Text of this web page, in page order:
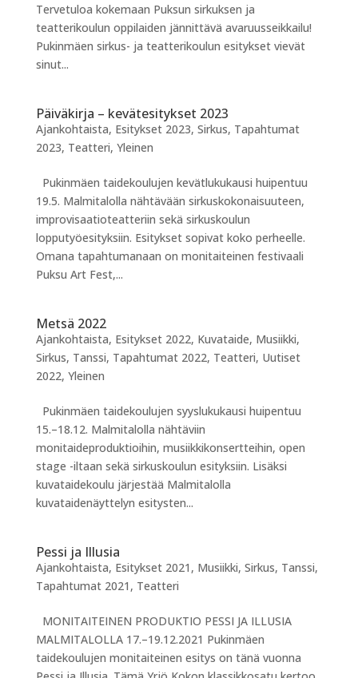
Tervetuloa kokemaan Puksun sirkuksen ja
teatterikoulun oppilaiden jännittävä avaruusseikkailu!
Pukinmäen sirkus- ja teatterikoulun esitykset vievät
sinut...
Päiväkirja – kevätesitykset 2023
Ajankohtaista, Esitykset 2023, Sirkus, Tapahtumat
2023, Teatteri, Yleinen
Pukinmäen taidekoulujen kevätlukukausi huipentuu
19.5. Malmitalolla nähtävään sirkuskokonaisuuteen,
improvisaatioteatteriin sekä sirkuskoulun
lopputyöesityksiin. Esitykset sopivat koko perheelle.
Omana tapahtumanaan on monitaiteinen festivaali
Puksu Art Fest,...
Metsä 2022
Ajankohtaista, Esitykset 2022, Kuvataide, Musiikki,
Sirkus, Tanssi, Tapahtumat 2022, Teatteri, Uutiset
2022, Yleinen
Pukinmäen taidekoulujen syyslukukausi huipentuu
15.–18.12. Malmitalolla nähtäviin
monitaideproduktioihin, musiikkikonsertteihin, open
stage -iltaan sekä sirkuskoulun esityksiin. Lisäksi
kuvataidekoulu järjestää Malmitalolla
kuvataidenäyttelyn esitysten...
Pessi ja Illusia
Ajankohtaista, Esitykset 2021 , Musiikki, Sirkus, Tanssi,
Tapahtumat 2021 , Teatteri
MONITAITEINEN PRODUKTIO PESSI JA ILLUSIA
MALMITALOLLA 17.–19.12.2021 Pukinmäen
taidekoulujen monitaiteinen esitys on tänä vuonna